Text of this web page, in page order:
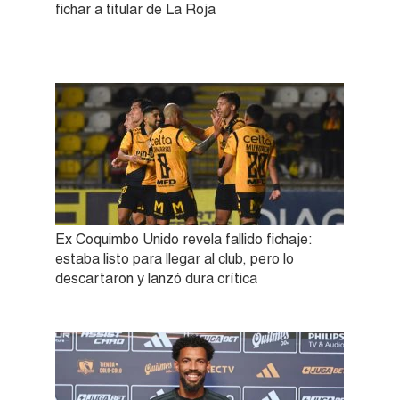
fichar a titular de La Roja
Ex Coquimbo Unido revela fallido fichaje:
estaba listo para llegar al club, pero lo
descartaron y lanzó dura crítica